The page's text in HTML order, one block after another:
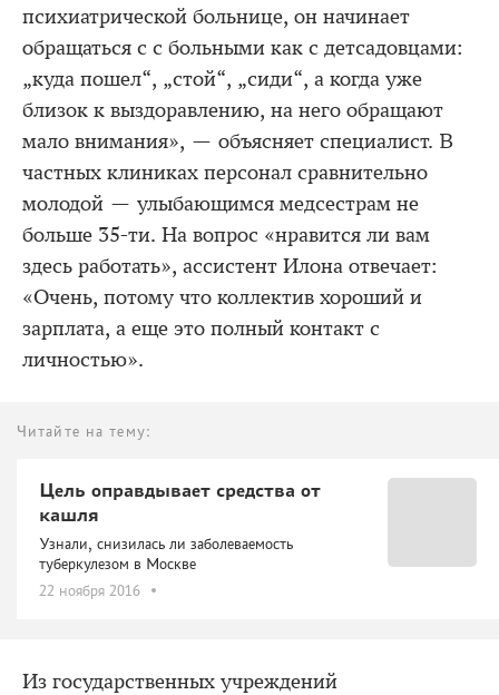
психиатрической больнице, он начинает
обращаться с с больными как с детсадовцами:
„куда пошел“, „стой“, „сиди“, а когда уже
близок к выздоравлению, на него обращают
мало внимания», — объясняет специалист. В
частных клиниках персонал сравнительно
молодой — улыбающимся медсестрам не
больше 35-ти. На вопрос «нравится ли вам
здесь работать», ассистент Илона отвечает:
«Очень, потому что коллектив хороший и
зарплата, а еще это полный контакт с
личностью».
Читайте на тему:
Цель оправдывает средства от
кашля
Узнали, снизилась ли заболеваемость
туберкулезом в Москве
22 ноября 2016
Из государственных учреждений